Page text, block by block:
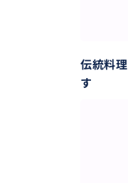
伝統料
す